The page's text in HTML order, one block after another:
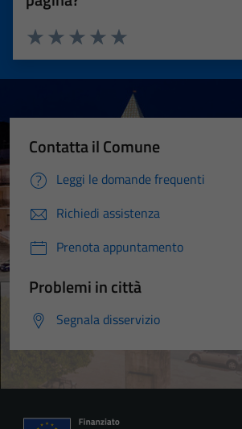
Valuta 5 stelle su 5
Valuta 4 stelle su 5
Valuta 3 stelle su 5
Valuta 2 stelle su 5
Valuta 1 stelle su 5
Contatta il Comune
Leggi le domande frequenti
Richiedi assistenza
Prenota appuntamento
Problemi in città
Segnala disservizio